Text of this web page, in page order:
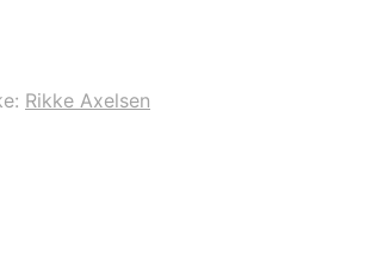
Rikke Axelsen